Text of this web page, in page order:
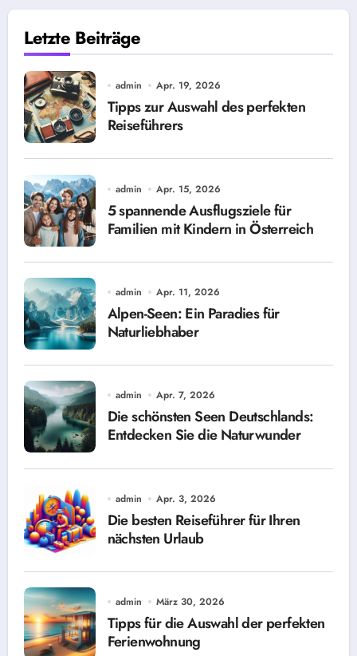
Letzte Beiträge
admin Apr. 19, 2026
Tipps zur Auswahl des perfekten
Reiseführers
admin Apr. 15, 2026
5 spannende Ausflugsziele für
Familien mit Kindern in Österreich
admin Apr. 11, 2026
Alpen-Seen: Ein Paradies für
Naturliebhaber
admin Apr. 7, 2026
Die schönsten Seen Deutschlands:
Entdecken Sie die Naturwunder
admin Apr. 3, 2026
Die besten Reiseführer für Ihren
nächsten Urlaub
admin März 30, 2026
Tipps für die Auswahl der perfekten
Ferienwohnung